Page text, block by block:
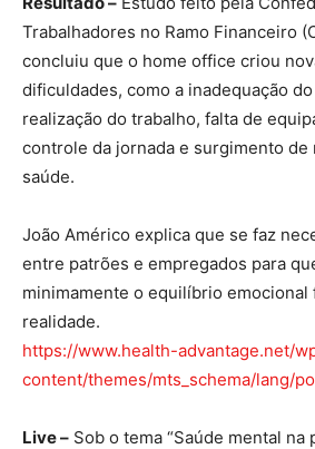
Trabalhadores no Ramo Financeiro
concluiu que o home office criou
dificuldades, como a inadequação
realização do trabalho, falta de
controle da jornada e surgimento de
saúde.
João Américo explica que se faz
entre patrões e empregados para
minimamente o equilíbrio emocional
realidade.
https://www.health-advantage.net/
content/themes/mts_schema/lang/
Live – Sob o tema “Saúde mental na